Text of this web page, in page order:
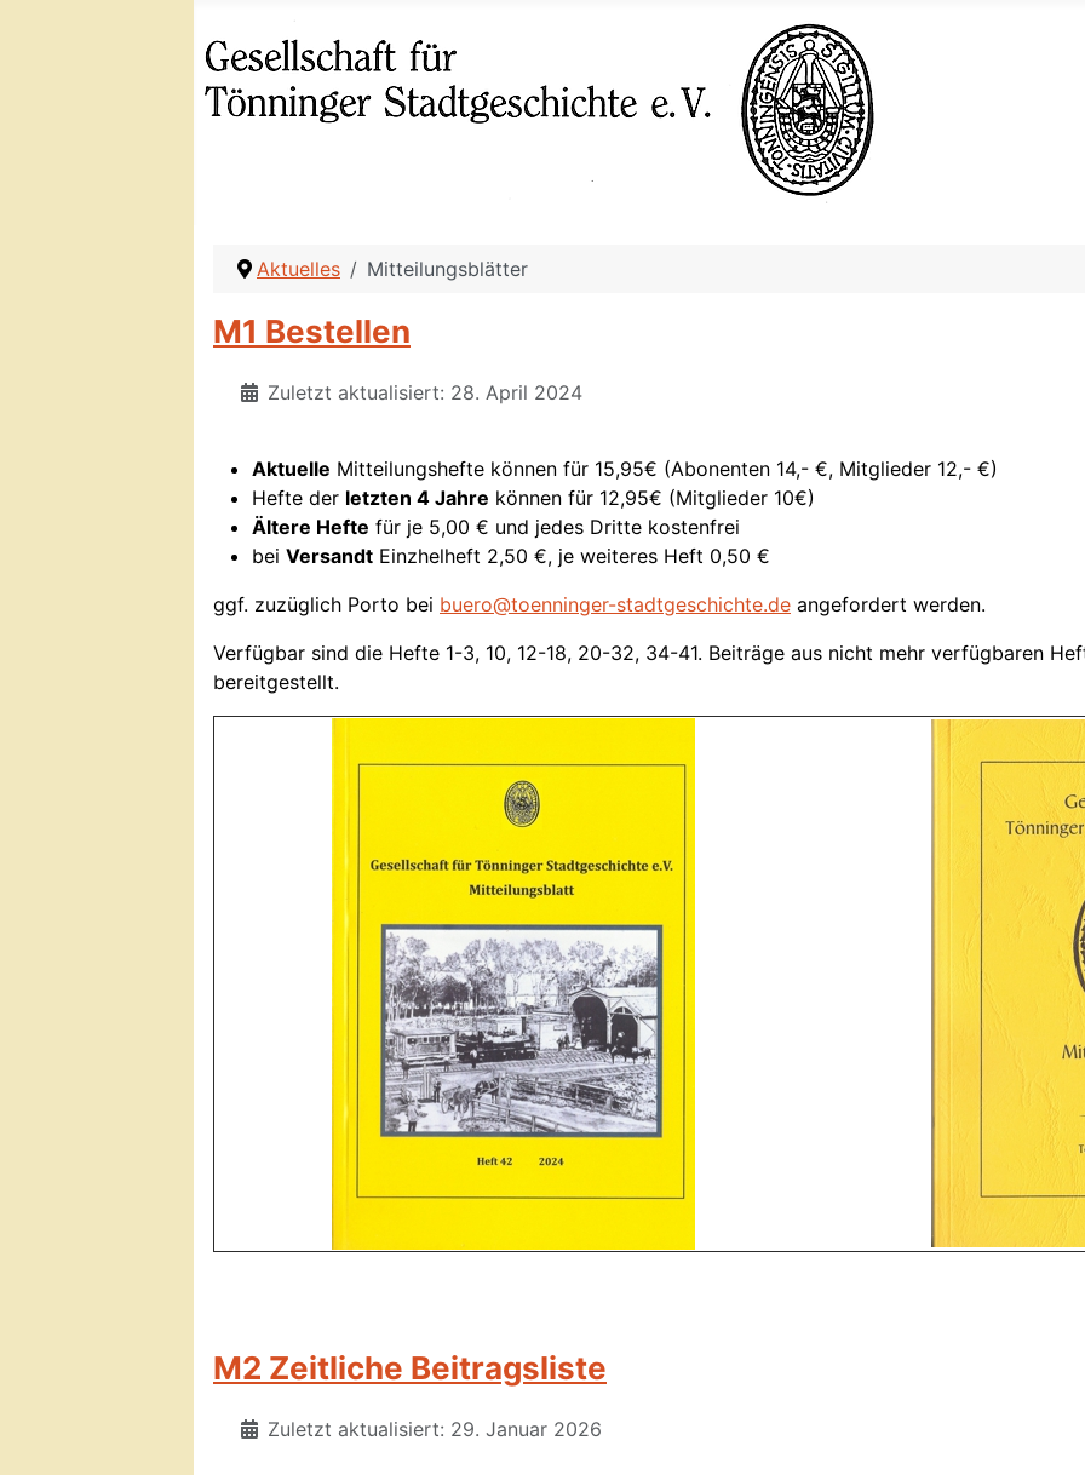
Aktuelles Mitteilungsblätter
M1 Bestellen
Zuletzt aktualisiert: 28. April 2024
Aktuelle Mitteilungshefte können für 15,95€ (Abonenten 14,- €, Mitglieder 12,- €)
Hefte der letzten 4 Jahre können für 12,95€ (Mitglieder 10€)
Ältere Hefte für je 5,00 € und jedes Dritte kostenfrei
bei Versandt Einzhelheft 2,50 €, je weiteres Heft 0,50 €
ggf. zuzüglich Porto bei buero@toenninger-stadtgeschichte.de angefordert werden.
Verfügbar sind die Hefte 1-3, 10, 12-18, 20-32, 34-41. Beiträge aus nicht mehr verfügbaren
bereitgestellt.
M2 Zeitliche Beitragsliste
Zuletzt aktualisiert: 29. Januar 2026